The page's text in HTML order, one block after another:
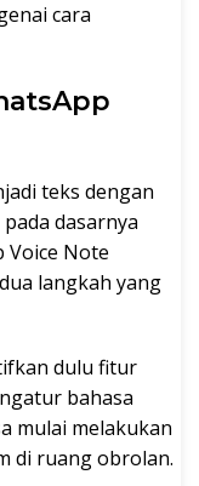
cara
teks dengan
dasarnya
Voice Note
langkah yang
dulu fitur
bahasa
mulai melakukan
di ruang obrolan.